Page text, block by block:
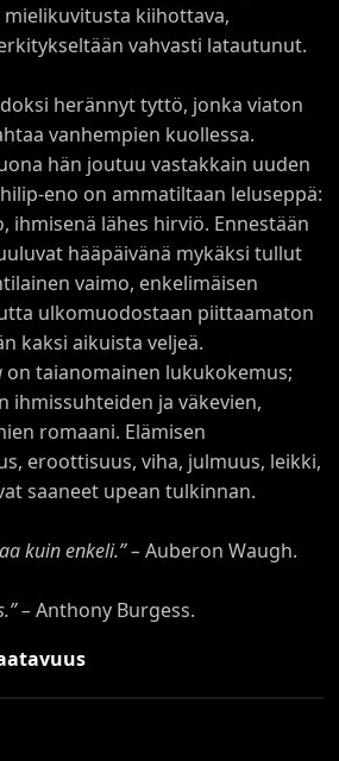
kiihottava,
vahvasti latautunut.
herännyt tyttö, jonka viaton
vanhempien kuollessa.
hän joutuu vastakkain uuden
eno on ammatiltaan leluseppä:
ihmisenä lähes hirviö. Ennestään
hääpäivänä mykäksi tullut
vaimo, enkelimäisen
ulkomuodostaan piittaamaton
kaksi aikuista veljeä.
on taianomainen lukukokemus;
ihmissuhteiden ja väkevien,
romaani. Elämisen
eroottisuus, viha, julmuus, leikki,
saaneet upean tulkinnan.
kuin enkeli.” –Auberon Waugh.
–Anthony Burgess.